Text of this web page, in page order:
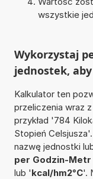
wszystkie
Wykorzystaj
jednostek,
Kalkulator ten
przeliczenia wraz
przykład '784
Stopień
nazwę jednostki
per Godzin-
lub 'kcal/hm2°C'.